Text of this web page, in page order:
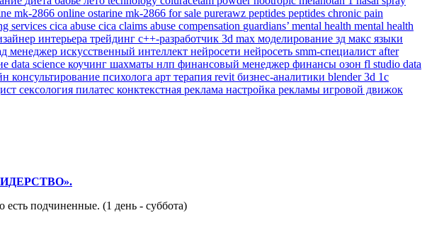
mk-2866 online ostarine mk-2866 for sale purerawz peptides peptides chronic pain
services cica abuse cica claims abuse compensation guardians’ mental health mental health
интерьера трейдинг c++-разработчик 3d max моделирование зд макс языки
менеджер искусственный интеллект нейросети нейросеть smm-специалист after
data science коучинг шахматы нлп финансовый менеджер финансы озон fl studio data
консультирование психолога арт терапия revit бизнес-аналитики blender 3d 1с
сексология пилатес конктекстная реклама настройка рекламы игровой движок
есть подчиненные. (1 день - суббота)